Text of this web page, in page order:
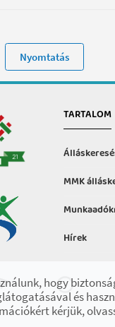
Nyomtatás
TARTALOM
MMK
Hírek
EFOP-1.9.3-VEKOP-17
hogy
és
kérjük,